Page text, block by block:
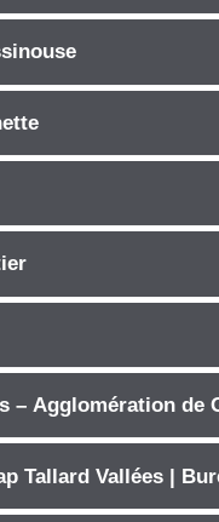
– Agglomération de
Tallard Vallées |